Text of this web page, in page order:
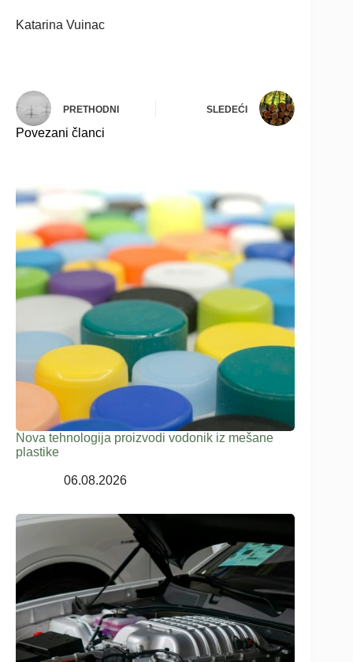
Katarina Vuinac
PRETHODNI SLEDEĆI
Povezani članci
Nova tehnologija proizvodi vodonik iz mešane
plastike
06.08.2026